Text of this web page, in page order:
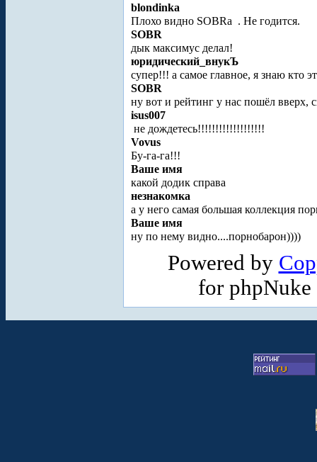
blondinka
Плохо видно SOBRa . Не годится.
SOBR
дык максимус делал!
юридический_внукЪ
супер!!! а самое главное, я знаю
SOBR
ну вот и рейтинг у нас пошёл вверх,
isus007
не дождетесь!!!!!!!!!!!!!!!!!!!
Vovus
Бу-га-га!!!
Ваше имя
какой додик справа
незнакомка
а у него самая большая коллекция
Ваше имя
ну по нему видно....порнобарон))))
Powered by
for